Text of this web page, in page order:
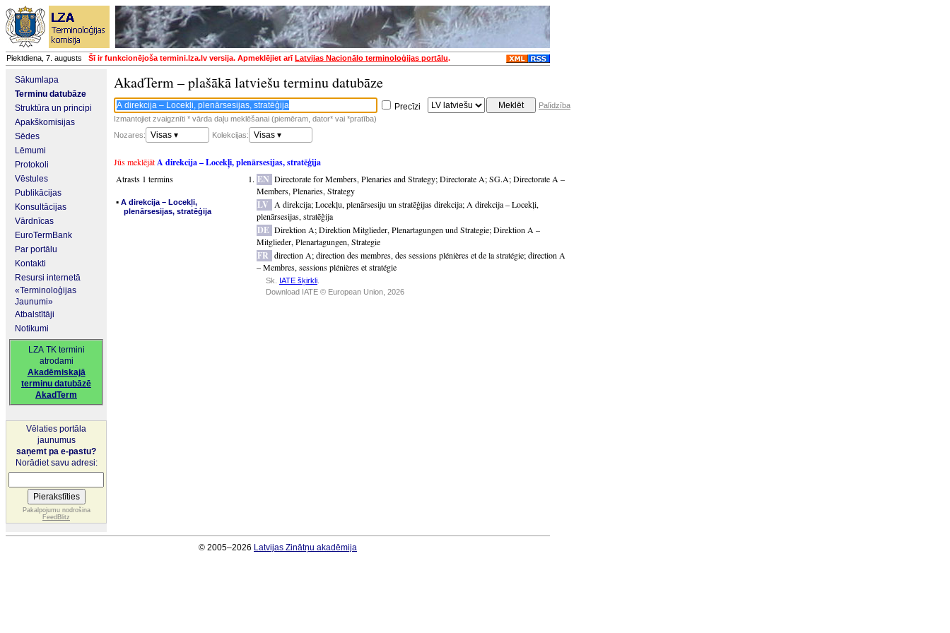
Piektdiena, 7. augusts Šī ir funkcionējoša termini.lza.lv versija. Apmeklējiet arīLatvijas Nacionālo terminoloģijas portālu.
Sākumlapa
Terminu datubāze
Struktūra un principi
Apakškomisijas
Sēdes
Lēmumi
Protokoli
Vēstules
Publikācijas
Konsultācijas
Vārdnīcas
EuroTermBank
Par portālu
Kontakti
Resursi internetā
«Terminoloģijas
Jaunumi»
Atbalstītāji
Notikumi
LZA TK termini
atrodami
Akadēmiskajā
terminu datubāzē
AkadTerm
Vēlaties portāla
jaunumus
saņemt pa e-pastu?
Norādiet savu adresi:
Pakalpojumu nodrošina
FeedBlitz
AkadTerm – plašākā latviešu terminu datubāze
Precīzi
Palīdzība
Izmantojiet zvaigznīti * vārda daļu meklēšanai (piemēram, dator* vai *pratība)
Nozares:
Visas ▾ Kolekcijas: Visas ▾
Jūs meklējātA direkcija – Locekļi, plenārsesijas, stratēģija
Atrasts 1 termins
▪ A direkcija – Locekļi,
plenārsesijas, stratēģija
EN Directorate for Members, Plenaries and Strategy;Directorate A;SG.A;Directorate A –
Members, Plenaries, Strategy
LV A direkcija;Locekļu, plenārsesiju un stratēģijas direkcija; A direkcija – Locekļi,
plenārsesijas, stratēģija
DE Direktion A;Direktion Mitglieder, Plenartagungen und Strategie;Direktion A –
Mitglieder, Plenartagungen, Strategie
FR direction A;direction des membres, des sessions plénières et de la stratégie;direction A
– Membres, sessions plénières et stratégie
Sk. IATE šķirkli
Download IATE © European Union, 2026
© 2005–2026 Latvijas Zinātņu akadēmija